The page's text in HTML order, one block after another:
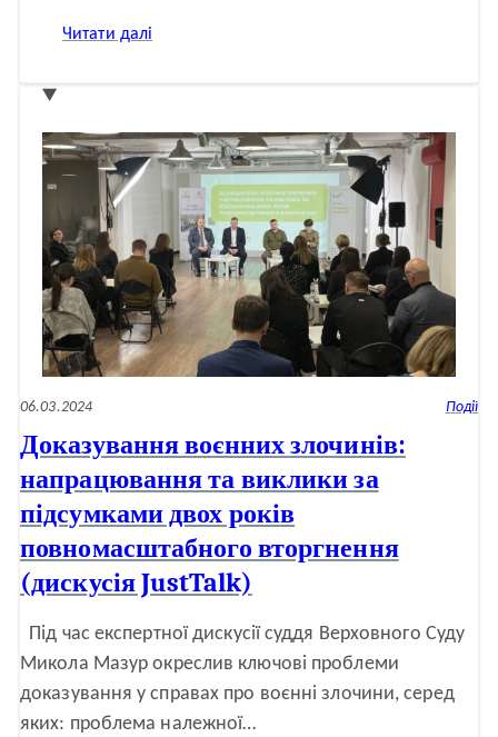
Читати далі
суддя
ВС
справедливість,
процес
in
absentia
та
міжнародне
право
06.03.2024 Події
Доказування воєнних злочинів:
напрацювання та виклики за
підсумками двох років
повномасштабного вторгнення
(дискусія JustTalk)
Під час експертної дискусії суддя Верховного Суду
Микола Мазур окреслив ключові проблеми
доказування у справах про воєнні злочини, серед
яких: проблема належної…